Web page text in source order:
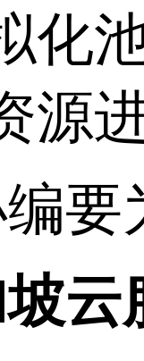
化
源
要